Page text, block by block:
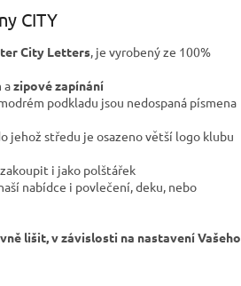
CITY
City Letters, je vyrobený ze 100%
azipové zapínání
podkladu jsou nedospaná písmena
jehož středu je osazeno větší logo klubu
i jako polštářek
nabídce i povlečení, deku, nebo
lišit, v závislosti na nastavení Vašeho